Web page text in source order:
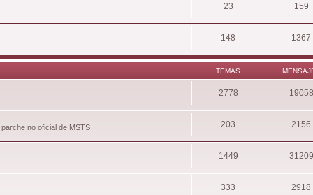
23 159
148 1367
TEMAS
2778 19058
no oficial de MSTS 203 2156
1449 31209
333 2918